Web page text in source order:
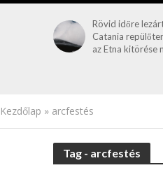
Rövid időre
Catania
az Etna kitörése
Kezdőlap » arcfestés
Tag - arcfestés